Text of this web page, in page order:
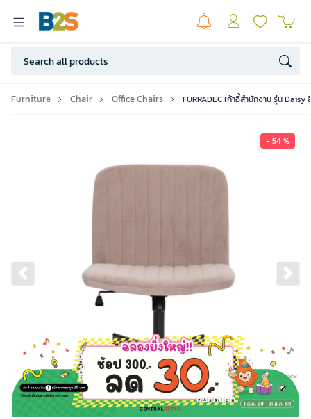
Furniture Chair Office Chairs FURRADEC เก้าอี้สำนักงาน รุ่น Daisy
- 54 %
Previous slide